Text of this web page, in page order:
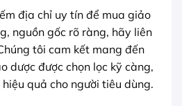
địa chỉ uy tín để mua giảo
nguồn gốc rõ ràng, hãy liên
tôi cam kết mang đến
dược được chọn lọc kỹ càng,
quả cho người tiêu dùng.